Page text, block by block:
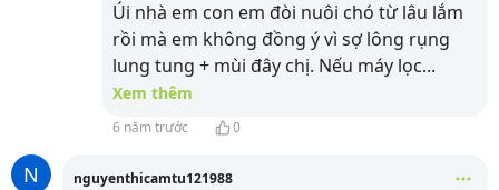
Úi nhà em con em đòi nuôi chó từ lâu lắm
rồi mà em không đồng ý vì sợ lông rụng
lung tung + mùi đây chị. Nếu máy lọc...
Xem thêm
6 năm trước 0
N nguyenthicamtu121988